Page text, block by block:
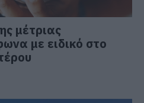
μέτριας
με ειδικό στο